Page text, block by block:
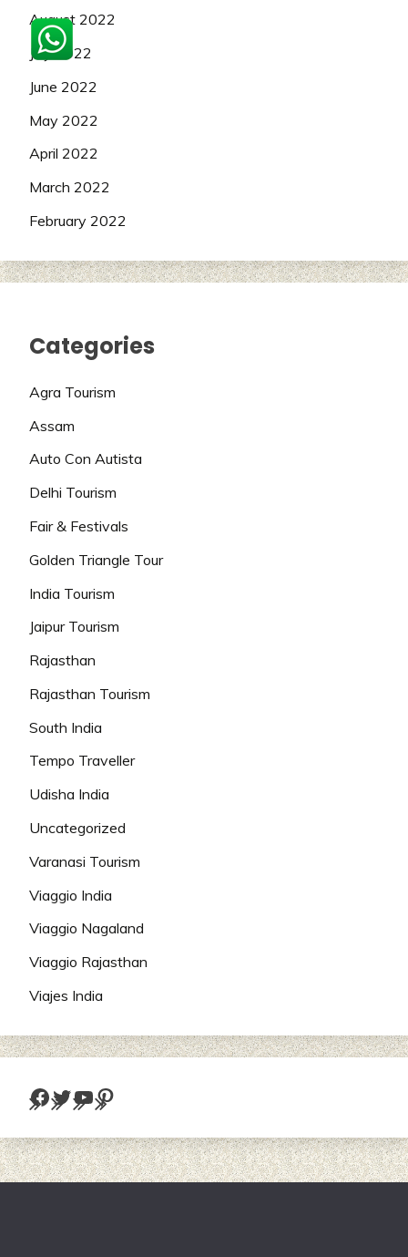
August 2022
July 2022
June 2022
May 2022
April 2022
March 2022
February 2022
Categories
Agra Tourism
Assam
Auto Con Autista
Delhi Tourism
Fair & Festivals
Golden Triangle Tour
India Tourism
Jaipur Tourism
Rajasthan
Rajasthan Tourism
South India
Tempo Traveller
Udisha India
Uncategorized
Varanasi Tourism
Viaggio India
Viaggio Nagaland
Viaggio Rajasthan
Viajes India
Facebook
Twitter
YouTube
Pinterest